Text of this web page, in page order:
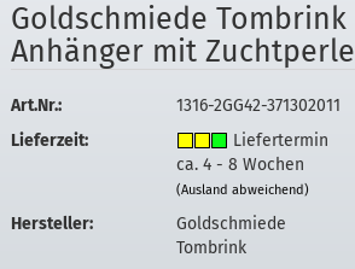
Konto erstellen
Passwort vergessen?
Gold­schmie­de Tom­brink
An­hän­ger mit Zucht­per­le
Art.Nr.:
1316-2GG42-371302011
Lieferzeit:
Liefertermin
ca. 4 - 8 Wochen
(Ausland abweichend)
Hersteller:
Goldschmiede
Tombrink